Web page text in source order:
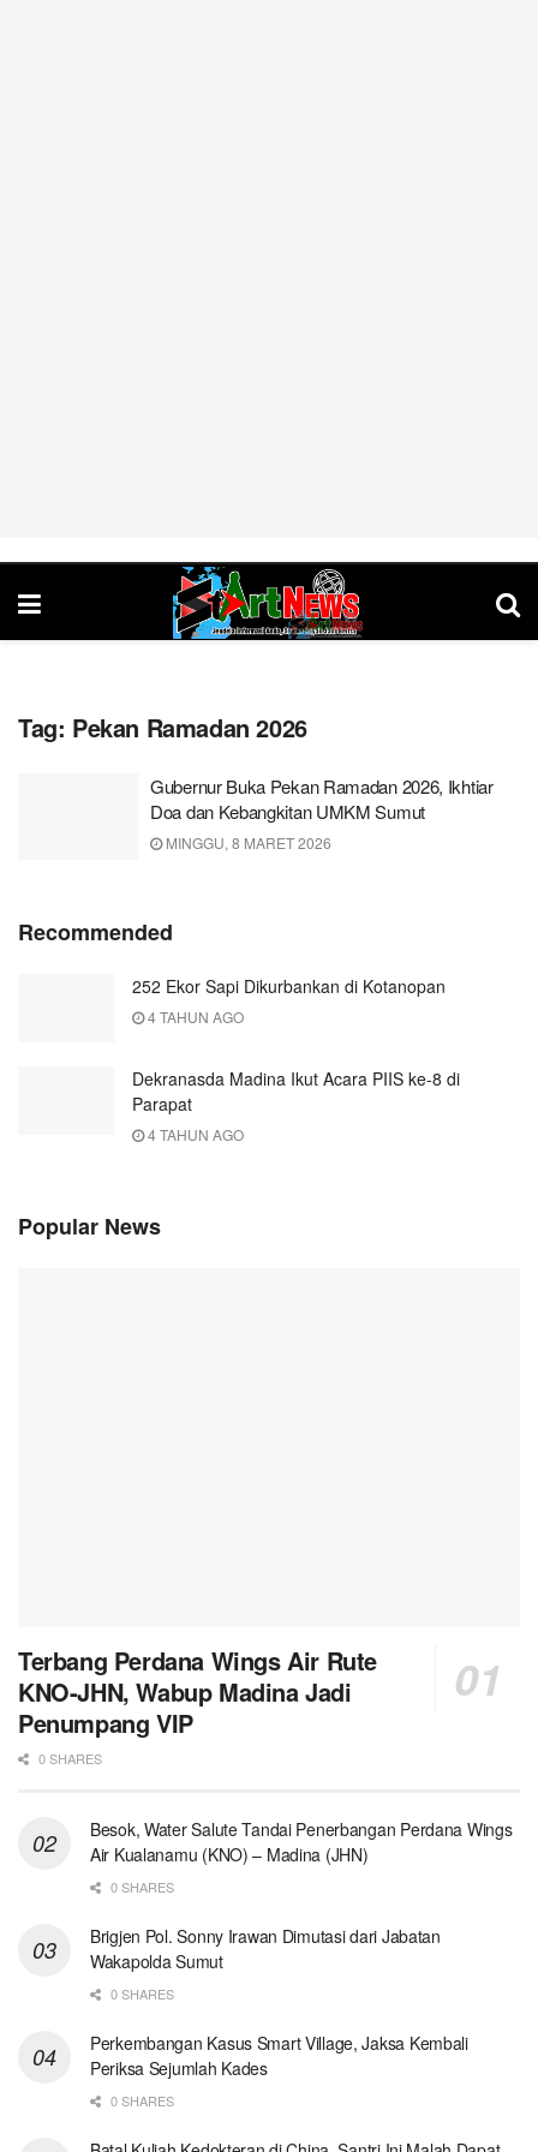
Tag: Pekan Ramadan 2026
Gubernur Buka Pekan Ramadan 2026, Ikhtiar
Doa dan Kebangkitan UMKM Sumut
MINGGU, 8 MARET 2026
Recommended
252 Ekor Sapi Dikurbankan di Kotanopan
4 TAHUN AGO
Dekranasda Madina Ikut Acara PIIS ke-8 di
Parapat
4 TAHUN AGO
Popular News
Terbang Perdana Wings Air Rute
KNO-JHN, Wabup Madina Jadi
Penumpang VIP
0 SHARES
Besok, Water Salute Tandai Penerbangan Perdana Wings
Air Kualanamu (KNO) – Madina (JHN)
0 SHARES
Brigjen Pol. Sonny Irawan Dimutasi dari Jabatan
Wakapolda Sumut
0 SHARES
Perkembangan Kasus Smart Village, Jaksa Kembali
Periksa Sejumlah Kades
0 SHARES